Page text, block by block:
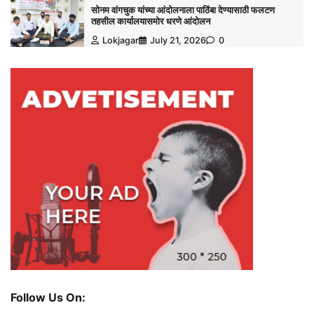
सोनम वांगचुक यांच्या आंदोलनाला पाठिंबा देण्यासाठी फलटण
तहसील कार्यालयासमोर धरणे आंदोलन
Lokjagar
July 21, 2026 0
Follow Us On: